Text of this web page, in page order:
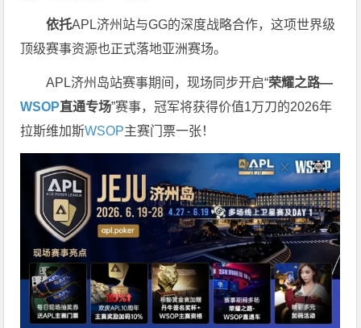
依托APL济州站与GG的深度战略合作，这项世界级
顶级赛事资源也正式落地亚洲赛场。
APL济州岛站赛事期间，现场同步开启“荣耀之路—
WSOP直通专场”赛事，冠军将获得价值1万刀的2026年
拉斯维加斯WSOP主赛门票一张！